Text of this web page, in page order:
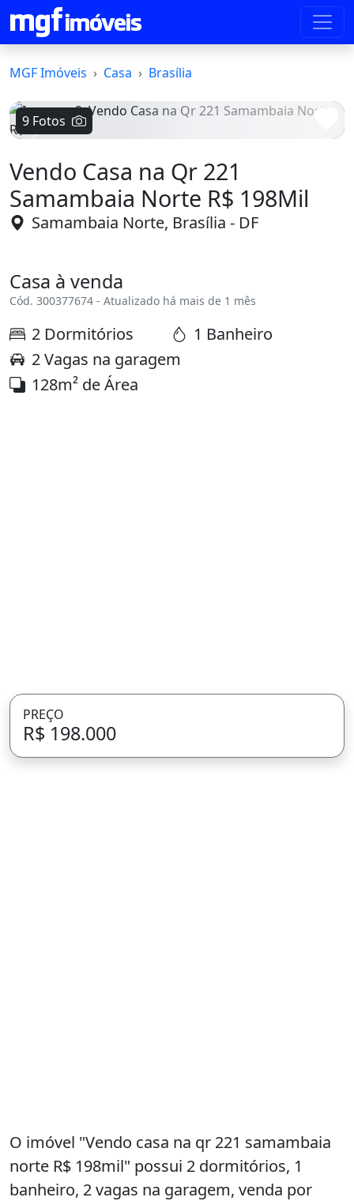
MGF Imóveis Casa Brasília
9 Fotos
Vendo Casa na Qr 221
Samambaia Norte R$ 198Mil
Samambaia Norte, Brasília - DF
Casa à venda
Cód. 300377674 - Atualizado há mais de 1 mês
2 Dormitórios
1 Banheiro
2 Vagas na garagem
128m² de Área
PREÇO
R$ 198.000
O imóvel "Vendo casa na qr 221 samambaia
norte R$ 198mil" possui 2 dormitórios, 1
banheiro, 2 vagas na garagem, venda por